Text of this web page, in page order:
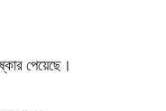
পেয়েছে।